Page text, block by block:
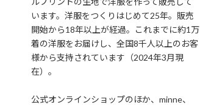
います。洋服をつくりはじめて25年。販売
開始から18年以上が経過。これまでに約1万
着の洋服をお届けし、全国8千人以上のお客
様から支持されています（2024年3月現
在）。
公式オンラインショップのほか、minne、